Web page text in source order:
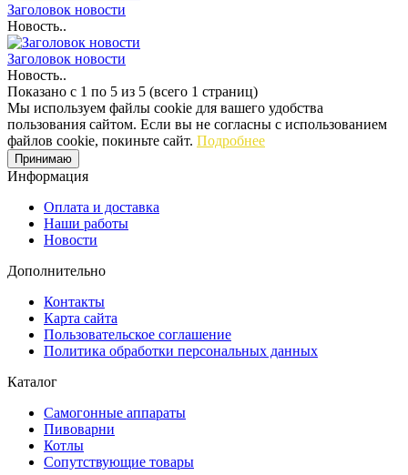
Заголовок новости
Новость..
Заголовок новости
Новость..
Показано с 1 по 5 из 5 (всего 1 страниц)
Мы используем файлы cookie для вашего удобства
пользования сайтом. Если вы не согласны с использованием
файлов cookie, покиньте сайт. Подробнее
Принимаю
Информация
Оплата и доставка
Наши работы
Новости
Дополнительно
Контакты
Карта сайта
Пользовательское соглашение
Политика обработки персональных данных
Каталог
Cамогонные аппараты
Пивоварни
Котлы
Сопутствующие товары